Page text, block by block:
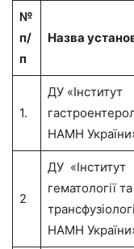
№
п/
п
Назва
1.
ДУ «Інститут
НАМН
2
ДУ «Інститут
гематології та
НАМН